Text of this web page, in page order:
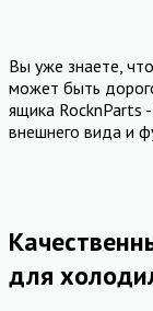
Вы уже знаете,
может быть
ящика RocknParts
внешнего вида и
для